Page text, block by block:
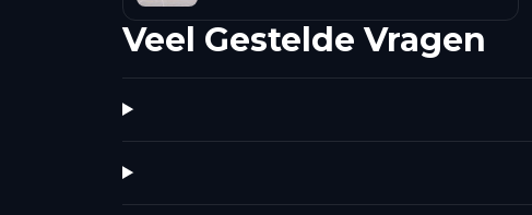
Veel Gestelde Vragen